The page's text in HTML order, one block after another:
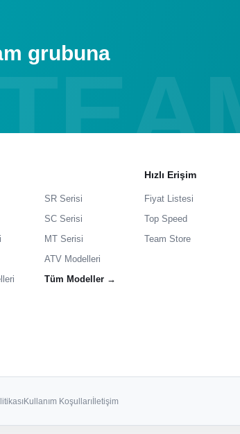
grubuna
SR Serisi
SC Serisi
MT Serisi
ATV Modelleri
Tüm Modeller →
Hızlı Erişim
Fiyat Listesi
Top Speed
Team Store
Kullanım Koşullarıİletişim